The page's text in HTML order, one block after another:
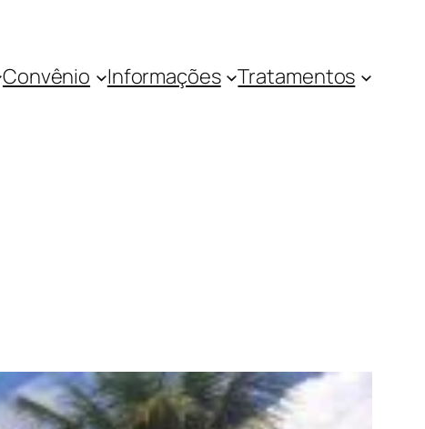
Convênio Informações Tratamentos